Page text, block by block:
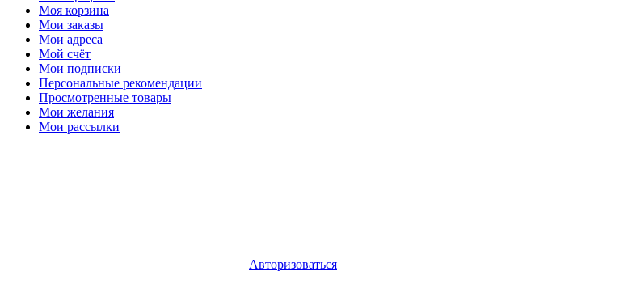
Моя корзина
Мои заказы
Мои адреса
Мой счёт
Мои подписки
Персональные рекомендации
Просмотренные товары
Мои желания
Мои рассылки
Авторизоваться